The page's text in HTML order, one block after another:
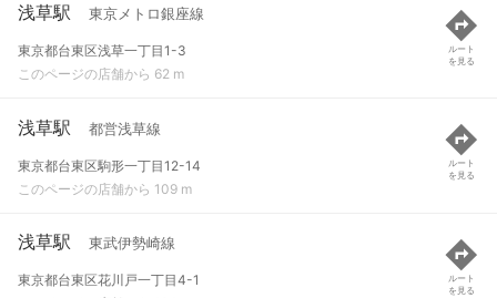
浅草駅 東京メトロ銀座線
東京都台東区浅草一丁目1-3
このページの店舗から 62 m
ルート
を見る
浅草駅 都営浅草線
東京都台東区駒形一丁目12-14
このページの店舗から 109 m
ルート
を見る
浅草駅 東武伊勢崎線
東京都台東区花川戸一丁目4-1
ルート
を見る